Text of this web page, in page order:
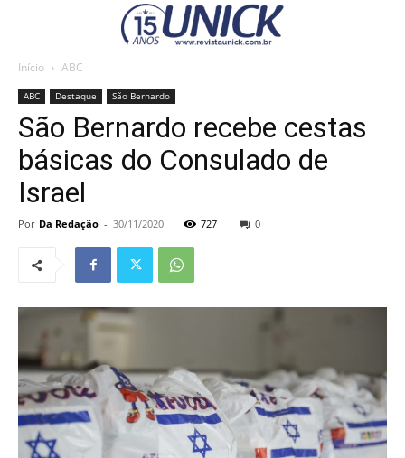
Início ABC
ABC Destaque São Bernardo
São Bernardo recebe cestas
básicas do Consulado de
Israel
Por Da Redação - 30/11/2020 727 0